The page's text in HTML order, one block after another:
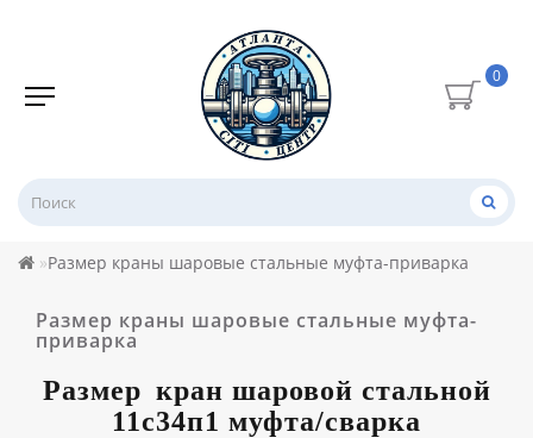
0
Размер краны шаровые стальные муфта-приварка
Размер краны шаровые стальные муфта-
приварка
Размер кран шаровой стальной
11с34п1 муфта/сварка